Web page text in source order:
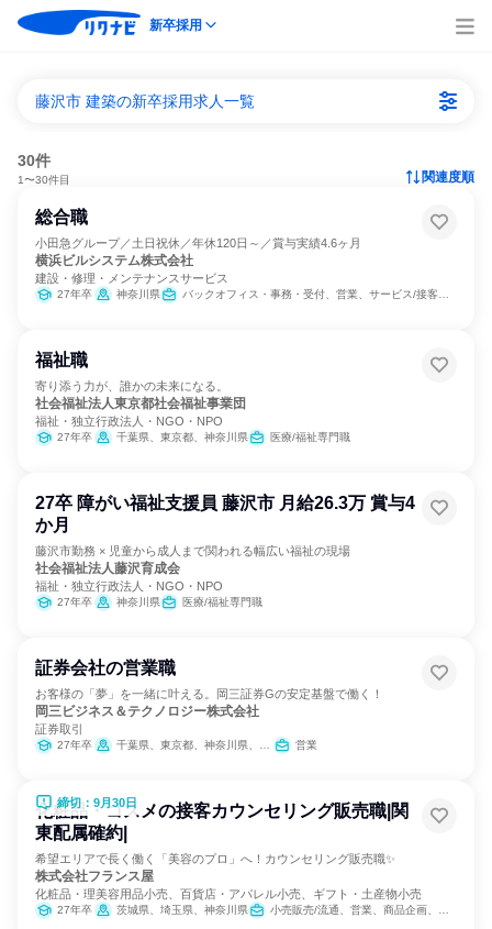
新卒採用
藤沢市 建築の新卒採用求人一覧
30件
1〜30件目 関連度順
総合職
小田急グループ／土日祝休／年休120日～／賞与実績4.6ヶ月
横浜ビルシステム株式会社
建設・修理・メンテナンスサービス
27年卒 神奈川県 バックオフィス・事務・受付、営業、サービス/接客、人事
福祉職
寄り添う力が、誰かの未来になる。
社会福祉法人東京都社会福祉事業団
福祉・独立行政法人・NGO・NPO
27年卒 千葉県、東京都、神奈川県 医療/福祉専門職
27卒 障がい福祉支援員 藤沢市 月給26.3万 賞与4
か月
藤沢市勤務 × 児童から成人まで関われる幅広い福祉の現場
社会福祉法人藤沢育成会
福祉・独立行政法人・NGO・NPO
27年卒 神奈川県 医療/福祉専門職
証券会社の営業職
お客様の「夢」を一緒に叶える。岡三証券Gの安定基盤で働く！
岡三ビジネス＆テクノロジー株式会社
証券取引
27年卒 千葉県、東京都、神奈川県、静岡県 営業
締切：9月30日
化粧品・コスメの接客カウンセリング販売職|関
東配属確約|
希望エリアで長く働く「美容のプロ」へ！カウンセリング販売職✨
株式会社フランス屋
化粧品・理美容用品小売、百貨店・アパレル小売、ギフト・土産物小売
27年卒 茨城県、埼玉県、神奈川県 小売販売/流通、営業、商品企画、カスタマーサクセス